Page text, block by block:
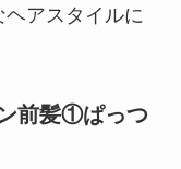
アスタイルに
前髪①ぱっつ